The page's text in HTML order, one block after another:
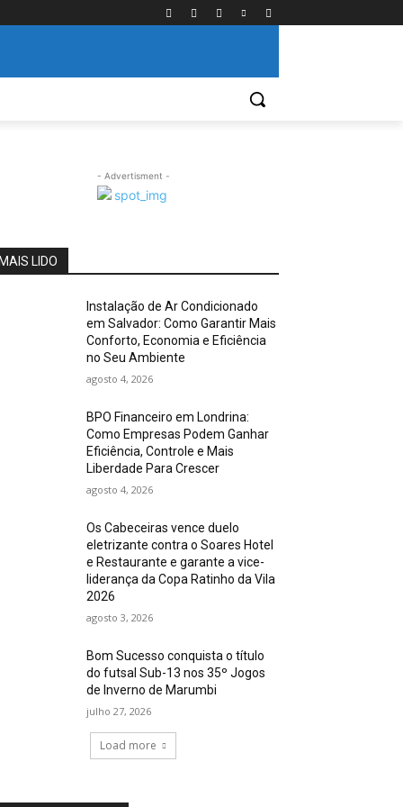
- Advertisment -
MAIS LIDO
Instalação de Ar Condicionado
em Salvador: Como Garantir Mais
Conforto, Economia e Eficiência
no Seu Ambiente
agosto 4, 2026
BPO Financeiro em Londrina:
Como Empresas Podem Ganhar
Eficiência, Controle e Mais
Liberdade Para Crescer
agosto 4, 2026
Os Cabeceiras vence duelo
eletrizante contra o Soares Hotel
e Restaurante e garante a vice-
liderança da Copa Ratinho da Vila
2026
agosto 3, 2026
Bom Sucesso conquista o título
do futsal Sub-13 nos 35º Jogos
de Inverno de Marumbi
julho 27, 2026
Load more